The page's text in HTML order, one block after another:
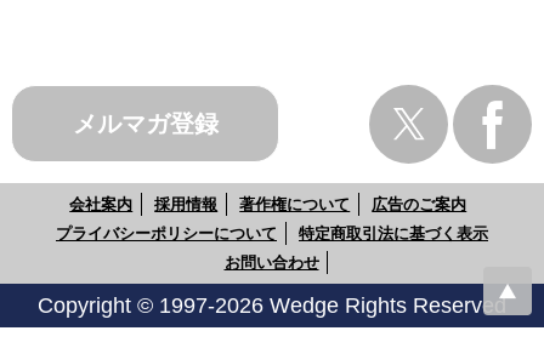
メルマガ登録
会社案内 採用情報 著作権について
広告のご案内
プライバシーポリシーについて
特定商取引法に基づく表示
お問い合わせ
Copyright © 1997-2026 Wedge Rights Reserved